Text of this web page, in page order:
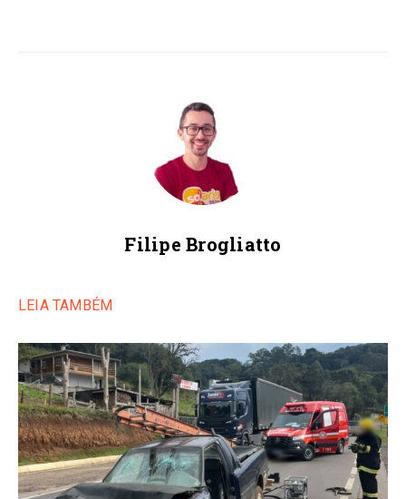
Filipe Brogliatto
LEIA TAMBÉM